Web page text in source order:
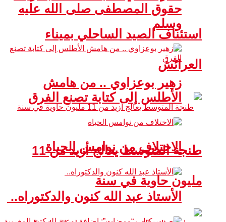
استئناف الصيد الساحلي بميناء
العرائش
طنجة المتوسط يعالج أزيد من 11
مليون حاوية في سنة
حقوق المصطفى صلى الله عليه
وسلم
زهير بوعزاوي .. من هامش
الأطلس إلى كتابة تصنع الفرق
الاختلاف من نوامس الحياة
الأستاذ عبد الله كنون والدكتوراه..